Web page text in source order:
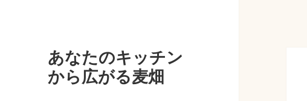
あなたのキッチン
から広がる麦畑